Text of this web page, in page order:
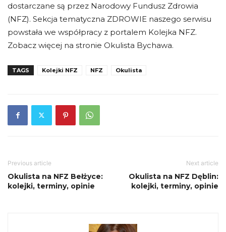
dostarczane są przez Narodowy Fundusz Zdrowia
(NFZ). Sekcja tematyczna ZDROWIE naszego serwisu
powstała we współpracy z portalem Kolejka NFZ.
Zobacz więcej na stronie Okulista Bychawa.
TAGS Kolejki NFZ NFZ Okulista
Previous article
Okulista na NFZ Bełżyce:
kolejki, terminy, opinie
Next article
Okulista na NFZ Dęblin:
kolejki, terminy, opinie